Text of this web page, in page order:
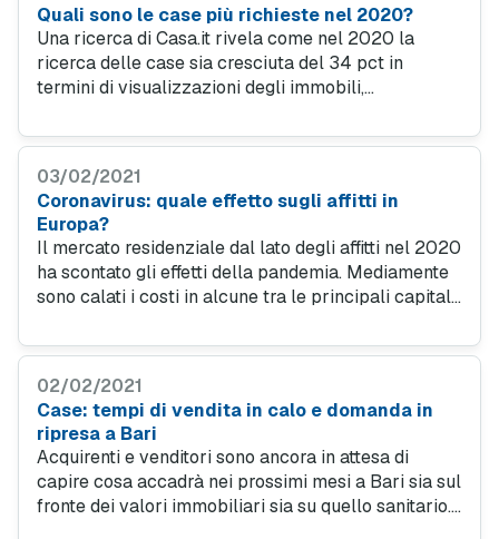
Quali sono le case più richieste nel 2020?
Una ricerca di Casa.it rivela come nel 2020 la
ricerca delle case sia cresciuta del 34 pct in
termini di visualizzazioni degli immobili,
precedente, nonostante l’effetto pandemia.
03/02/2021
Coronavirus: quale effetto sugli affitti in
Europa?
Il mercato residenziale dal lato degli affitti nel 2020
ha scontato gli effetti della pandemia. Mediamente
sono calati i costi in alcune tra le principali capitali
a Milano.
02/02/2021
Case: tempi di vendita in calo e domanda in
ripresa a Bari
Acquirenti e venditori sono ancora in attesa di
capire cosa accadrà nei prossimi mesi a Bari sia sul
fronte dei valori immobiliari sia su quello sanitario.